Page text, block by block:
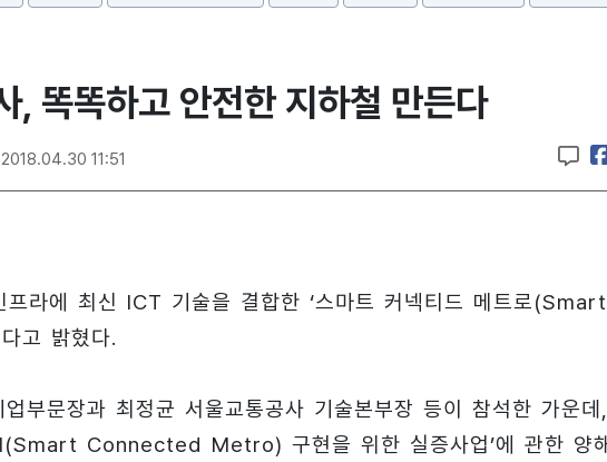
똑똑하고 안전한 지하철 만든다
2018.04.30 11:51
프라에 최신 ICT 기술을 결합한 ‘스마트 커넥티드 메트로(Smart
고 밝혔다.
부문장과 최정균 서울교통공사 기술본부장 등이 참석한 가운
Connected Metro) 구현을 위한 실증사업’에 관한 양